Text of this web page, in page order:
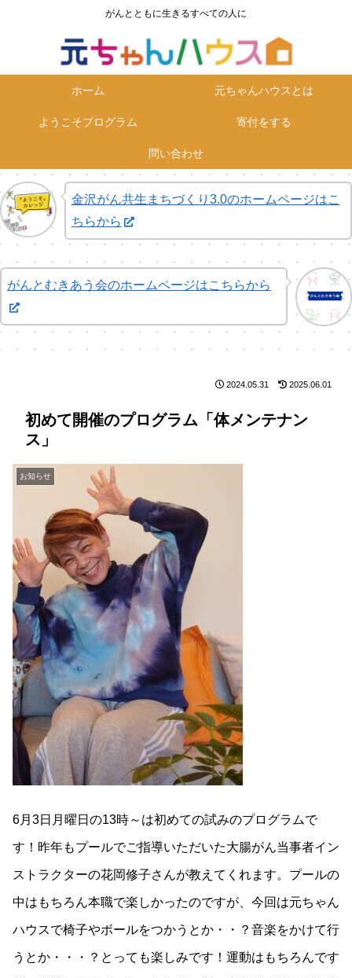
がんとともに生きるすべての人に
ホーム 元ちゃんハウスとは
ようこそプログラム 寄付をする
問い合わせ
金沢がん共生まちづくり3.0のホームページはこ
ちらから
がんとむきあう会のホームページはこちらから
初めて開催のプログラム「体メンテナン
ス」
お知らせ
2024.05.31 2025.06.01
6月3日月曜日の13時～は初めての試みのプログラムで
す！昨年もプールでご指導いただいた大腸がん当事者イン
ストラクターの花岡修子さんが教えてくれます。プールの
中はもちろん本職で楽しかったのですが、今回は元ちゃん
ハウスで椅子やボールをつかうとか・・？音楽をかけて行
うとか・・・？とっても楽しみです！運動はもちろんです